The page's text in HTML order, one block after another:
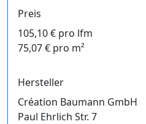
Preis
105,10 € pro lfm
75,07 € pro m²
Hersteller
Création Baumann GmbH
Paul Ehrlich Str. 7